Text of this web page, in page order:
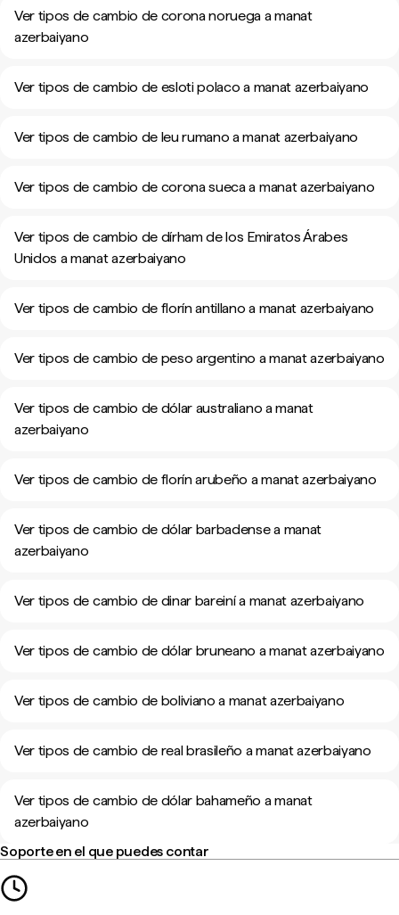
Ver tipos de cambio de corona noruega a manat
azerbaiyano
Ver tipos de cambio de esloti polaco a manat azerbaiyano
Ver tipos de cambio de leu rumano a manat azerbaiyano
Ver tipos de cambio de corona sueca a manat azerbaiyano
Ver tipos de cambio de dírham de los Emiratos Árabes
Unidos a manat azerbaiyano
Ver tipos de cambio de florín antillano a manat azerbaiyano
Ver tipos de cambio de peso argentino a manat azerbaiyano
Ver tipos de cambio de dólar australiano a manat
azerbaiyano
Ver tipos de cambio de florín arubeño a manat azerbaiyano
Ver tipos de cambio de dólar barbadense a manat
azerbaiyano
Ver tipos de cambio de dinar bareiní a manat azerbaiyano
Ver tipos de cambio de dólar bruneano a manat azerbaiyano
Ver tipos de cambio de boliviano a manat azerbaiyano
Ver tipos de cambio de real brasileño a manat azerbaiyano
Ver tipos de cambio de dólar bahameño a manat
azerbaiyano
Soporte en el que puedes contar